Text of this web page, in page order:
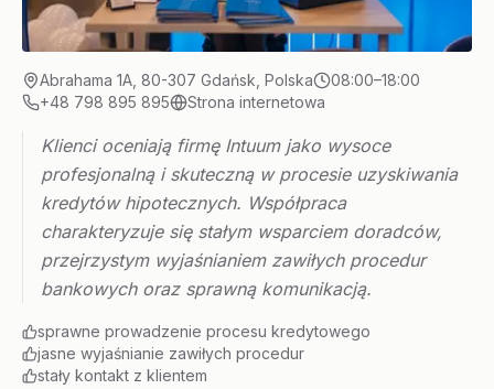
Abrahama 1A, 80-307 Gdańsk, Polska
08:00–18:00
+48 798 895 895
Strona internetowa
Klienci oceniają firmę Intuum jako wysoce
profesjonalną i skuteczną w procesie uzyskiwania
kredytów hipotecznych. Współpraca
charakteryzuje się stałym wsparciem doradców,
przejrzystym wyjaśnianiem zawiłych procedur
bankowych oraz sprawną komunikacją.
sprawne prowadzenie procesu kredytowego
jasne wyjaśnianie zawiłych procedur
stały kontakt z klientem